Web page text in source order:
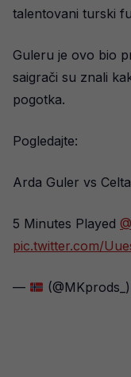
talentovani turski
Guleru je ovo bio
saigrači su znali
pogotka.
Pogledajte:
Arda Guler vs
5 Minutes Played
pic.twitter.com/
— (@MKprods_)